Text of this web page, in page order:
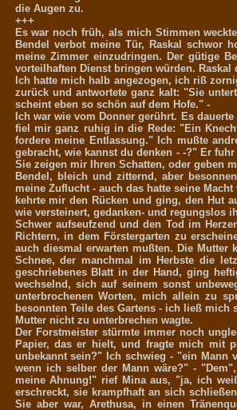
die Augen zu.
+++
Es war noch früh, als mich Stimmen
Bendel verbot meine Tür, Raskal schwor
meine Zimmer einzudringen. Der gütige
vorteilhaften Dienst bringen würden.
Ich hatte mich halb angezogen, ich riß
zurück und antwortete ganz kalt: "Sie
scheint eben so schön auf dem Hofe." -
Ich war wie vom Donner gerührt. Es
fiel mir ganz ruhig in die Rede: "Ein
fordere meine Entlassung." Ich mußte
gebracht, wie kannst du denken - -?" Er
Sie zeigen mir Ihren Schatten, oder geben
Bendel, bleich und zitternd, aber
meine Zuflucht - auch das hatte seine
kehrte mir den Rücken und ging, den Hut
wie versteinert, gedanken- und regungslos
Schwer aufseufzend und den Tod im
Richtern, in dem Förstergarten zu
auch diesmal erwarten mußten. Die
Schnee, der manchmal im Herbste die
geschriebenes Blatt in der Hand, ging
wechselnd, sich auf seinem sonst
unterbrochenen Worten, mich allein zu
besonnten Teile des Gartens - ich ließ
Mutter nicht zu unterbrechen wagte.
Der Forstmeister stürmte immer noch
Papier, das er hielt, und fragte mich mit
unbekannt sein?" Ich schwieg - "ein Mann
wenn ich selber der Mann wäre?" -
meine Ahnung!" rief Mina aus, "ja, ich
erschreckt, sie krampfhaft an sich
Sie aber war, Arethusa, in einen